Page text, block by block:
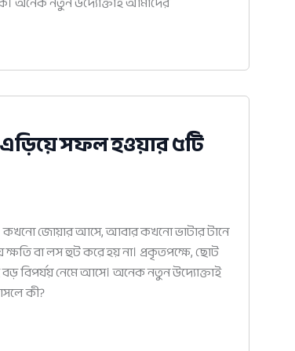
সফল হওয়ার ৫টি
কখনো জোয়ার আসে, আবার কখনো ভাটার টানে
ক্ষতি বা লস হুট করে হয় না। প্রকৃতপক্ষে, ছোট
বিপর্যয় নেমে আসে। অনেক নতুন উদ্যোক্তাই
কী?